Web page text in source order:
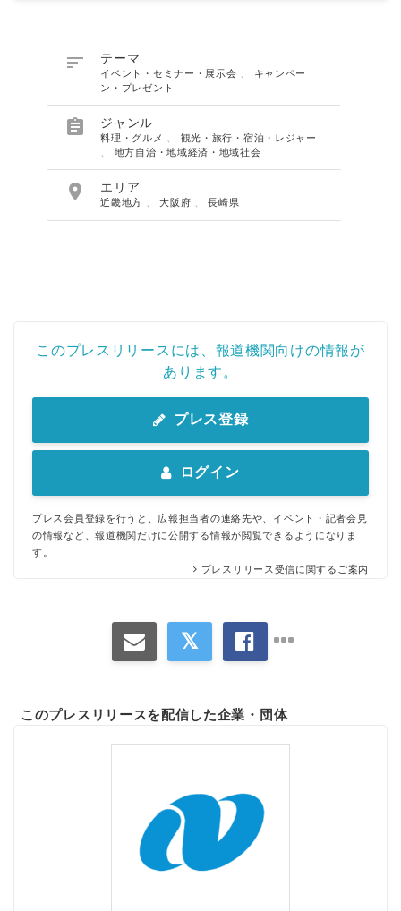
 テーマ
イベント・セミナー・展示会
キャンペー
ン・プレゼント
 ジャンル
料理・グルメ
観光・旅行・宿泊・レジャー
地方自治・地域経済・地域社会
 エリア
近畿地方 、大阪府 、長崎県
このプレスリリースには、報道機関向けの情報が
あります。
プレス登録
ログイン
プレス会員登録を行うと、広報担当者の連絡先や、イベント・記者会見
の情報など、報道機関だけに公開する情報が閲覧できるようになりま
す。
プレスリリース受信に関するご案内
このプレスリリースを配信した企業・団体